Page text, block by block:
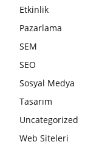
Etkinlik
Pazarlama
SEM
SEO
Sosyal Medya
Tasarım
Uncategorized
Web Siteleri